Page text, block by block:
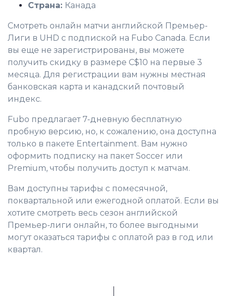
Страна: Канада
Смотреть онлайн матчи английской Премьер-
Лиги в UHD с подпиской на Fubo Canada. Если
вы еще не зарегистрированы, вы можете
получить скидку в размере C$10 на первые 3
месяца. Для регистрации вам нужны местная
банковская карта и канадский почтовый
индекс.
Fubo предлагает 7-дневную бесплатную
пробную версию, но, к сожалению, она доступна
только в пакете Entertainment. Вам нужно
оформить подписку на пакет Soccer или
Premium, чтобы получить доступ к матчам.
Вам доступны тарифы с помесячной,
поквартальной или ежегодной оплатой. Если вы
хотите смотреть весь сезон английской
Премьер-лиги онлайн, то более выгодными
могут оказаться тарифы с оплатой раз в год или
квартал.